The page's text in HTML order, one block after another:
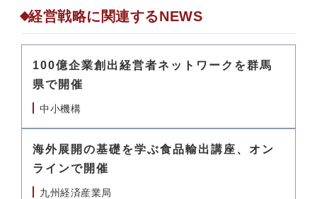
経営戦略に関連するNEWS
100億企業創出経営者ネットワークを群馬
県で開催
中小機構
海外展開の基礎を学ぶ食品輸出講座、オン
ラインで開催
九州経済産業局